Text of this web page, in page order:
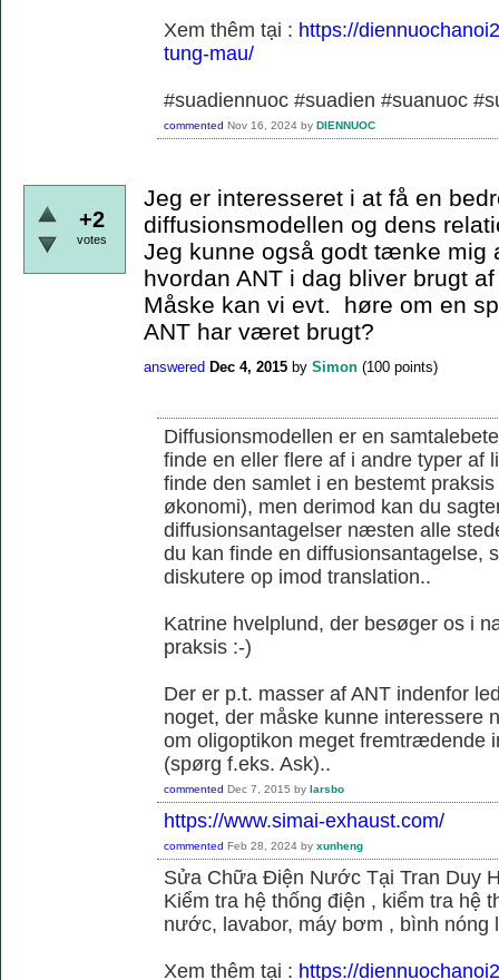
Xem thêm tại : https://
tung-mau/
#suadiennuoc #suadien #suanuoc
commented Nov 16, 2024 by DIENNUOC
+2
votes
Jeg er interesseret i at få en
diffusionsmodellen og dens
Jeg kunne også godt tænke mig
hvordan ANT i dag bliver brugt
Måske kan vi evt. høre om en
ANT har været brugt?
answered Dec 4, 2015 by Simon (100 points)
Diffusionsmodellen er en
finde en eller flere af i andre typer af
finde den samlet i en bestemt
økonomi), men derimod kan du
diffusionsantagelser næsten alle
du kan finde en diffusionsantagelse,
diskutere op imod translation..
Katrine hvelplund, der besøger os i
praksis :-)
Der er p.t. masser af ANT indenfor
noget, der måske kunne interessere
om oligoptikon meget fremtrædende
(spørg f.eks. Ask)..
commented Dec 7, 2015 by larsbo
https://www.simai-exhaust.com/
commented Feb 28, 2024 by xunheng
Sửa Chữa Điện Nước Tại Tran Duy
Kiểm tra hệ thống điện , kiểm tra hệ
nước, lavabor, máy bơm , bình nóng
Xem thêm tại : https://